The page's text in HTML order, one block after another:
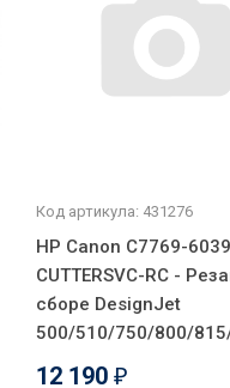
Код артикула: 431276
HP Canon C7769-
CUTTERSVC-RC -
сборе DesignJet
500/510/750/800/
12 190 ₽